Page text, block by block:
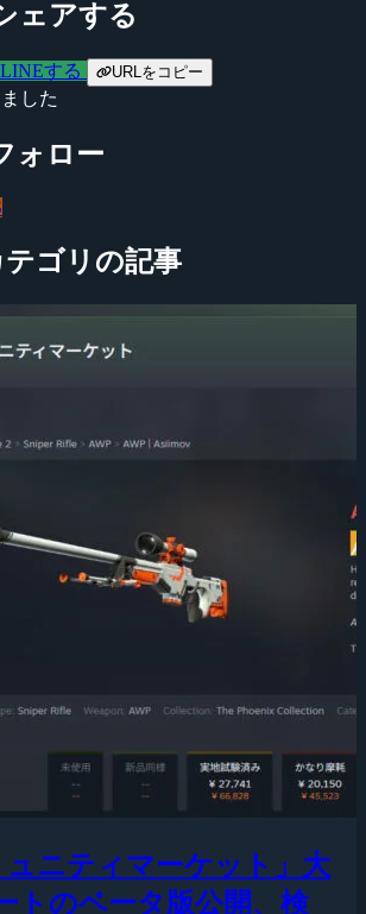
ェアする
LINEする URLをコピー
した
ォロー
テゴリの記事
ュニティマーケット」大
トのベータ版公開、検